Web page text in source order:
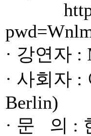
https://
· 강연자 :
· 사회자 :
Berlin)
· 문 의 :